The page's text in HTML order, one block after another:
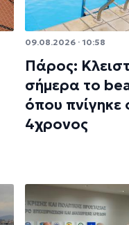
09.08.2026 · 10:58
Πάρος:
σήμερα το
όπου πνίγηκε
4χρονος